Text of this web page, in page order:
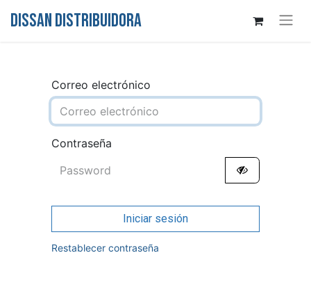
DISSAN DISTRIBUIDORA
Correo electrónico
Contraseña
Iniciar sesión
Restablecer contraseña